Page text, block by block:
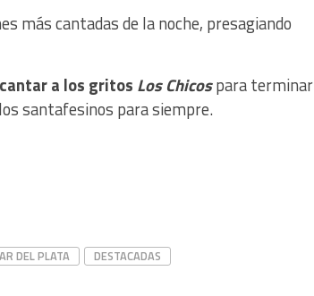
más cantadas de la noche, presagiando
a los gritos Los Chicospara terminar
santafesinos para siempre.
DEL PLATA DESTACADAS